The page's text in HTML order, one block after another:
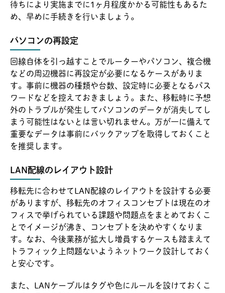
待ちにより実施までに1ヶ月程度かかる可能性もあるた
め、早めに手続きを行いましょう。
パソコンの再設定
回線自体を引っ越すことでルーターやパソコン、複合機
などの周辺機器に再設定が必要になるケースがありま
す。事前に機器の種類や台数、設定時に必要となるパス
ワードなどを控えておきましょう。また、移転時に予想
外のトラブルが発生してパソコンのデータが消失してし
まう可能性はないとは言い切れません。万が一に備えて
重要なデータは事前にバックアップを取得しておくこと
を推奨します。
LAN配線のレイアウト設計
移転先に合わせてLAN配線のレイアウトを設計する必要
がありますが、移転先のオフィスコンセプトは現在のオ
フィスで挙げられている課題や問題点をまとめておくこ
とでイメージが沸き、コンセプトを決めやすくなりま
す。なお、今後業務が拡大し増員するケースも踏まえて
トラフィック上問題ないようネットワーク設計しておく
と安心です。
また、LANケーブルはタグや色にルールを設けておくこ